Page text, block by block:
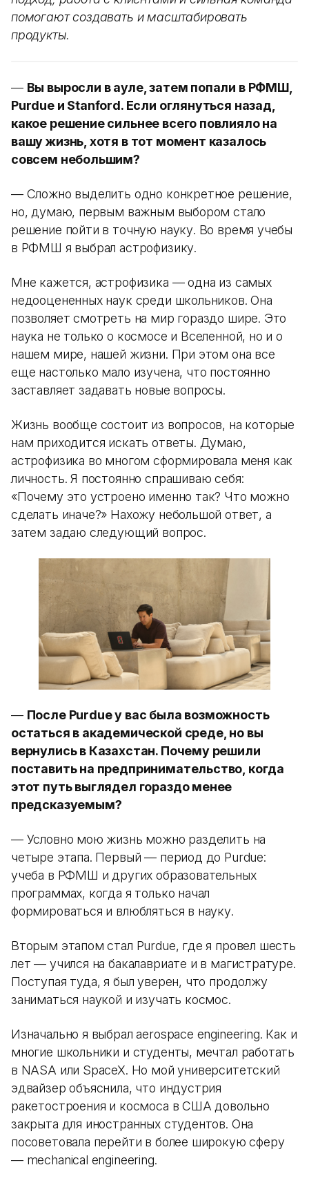
помогают создавать и масштабировать
продукты.
— Вы выросли в ауле, затем попали в РФМШ,
Purdue и Stanford. Если оглянуться назад,
какое решение сильнее всего повлияло на
вашу жизнь, хотя в тот момент казалось
совсем небольшим?
— Сложно выделить одно конкретное решение,
но, думаю, первым важным выбором стало
решение пойти в точную науку. Во время учебы
в РФМШ я выбрал астрофизику.
Мне кажется, астрофизика — одна из самых
недооцененных наук среди школьников. Она
позволяет смотреть на мир гораздо шире. Это
наука не только о космосе и Вселенной, но и о
нашем мире, нашей жизни. При этом она все
еще настолько мало изучена, что постоянно
заставляет задавать новые вопросы.
Жизнь вообще состоит из вопросов, на которые
нам приходится искать ответы. Думаю,
астрофизика во многом сформировала меня как
личность. Я постоянно спрашиваю себя:
«Почему это устроено именно так? Что можно
сделать иначе?» Нахожу небольшой ответ, а
затем задаю следующий вопрос.
— После Purdue у вас была возможность
остаться в академической среде, но вы
вернулись в Казахстан. Почему решили
поставить на предпринимательство, когда
этот путь выглядел гораздо менее
предсказуемым?
— Условно мою жизнь можно разделить на
четыре этапа. Первый — период до Purdue:
учеба в РФМШ и других образовательных
программах, когда я только начал
формироваться и влюбляться в науку.
Вторым этапом стал Purdue, где я провел шесть
лет — учился на бакалавриате и в магистратуре.
Поступая туда, я был уверен, что продолжу
заниматься наукой и изучать космос.
Изначально я выбрал aerospace engineering. Как и
многие школьники и студенты, мечтал работать
в NASA или SpaceX. Но мой университетский
эдвайзер объяснила, что индустрия
ракетостроения и космоса в США довольно
закрыта для иностранных студентов. Она
посоветовала перейти в более широкую сферу
— mechanical engineering.